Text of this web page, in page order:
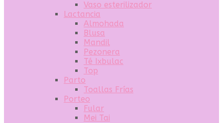
Vaso esterilizador
Lactancia
Almohada
Blusa
Mandil
Pezonera
Té Ixbulac
Top
Parto
Toallas Frías
Porteo
Fular
Mei Tai